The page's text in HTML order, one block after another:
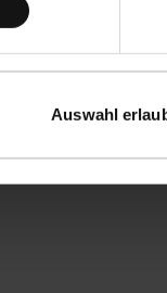
Auswahl